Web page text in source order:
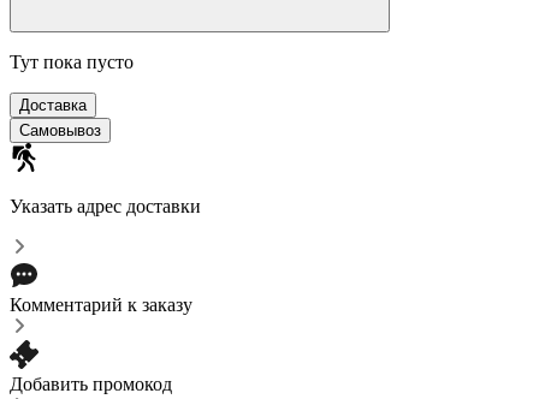
Тут пока пусто
Доставка
Самовывоз
Указать адрес доставки
Комментарий к заказу
Добавить промокод